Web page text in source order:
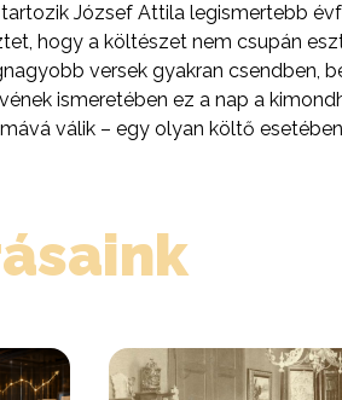
tartozik József Attila legismertebb
hogy a költészet nem csupán
versek gyakran csendben,
ismeretében ez a nap a
válik – egy olyan költő